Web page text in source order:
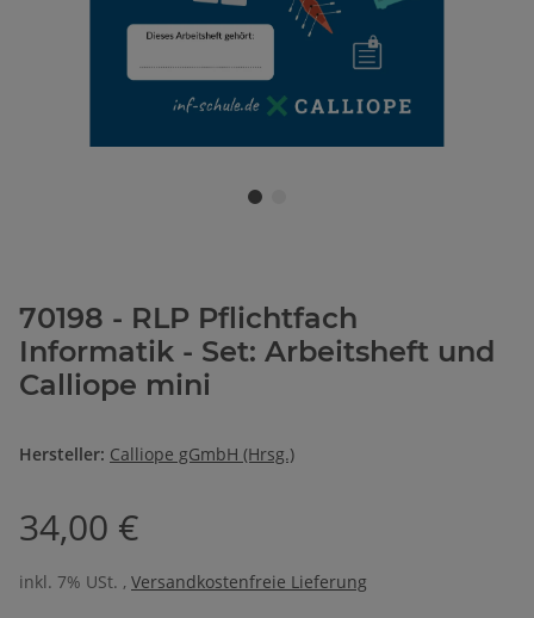
70198 - RLP Pflichtfach
Informatik - Set: Arbeitsheft und
Calliope mini
Hersteller: Calliope gGmbH (Hrsg.)
34,00 €
inkl. 7% USt. , Versandkostenfreie Lieferung